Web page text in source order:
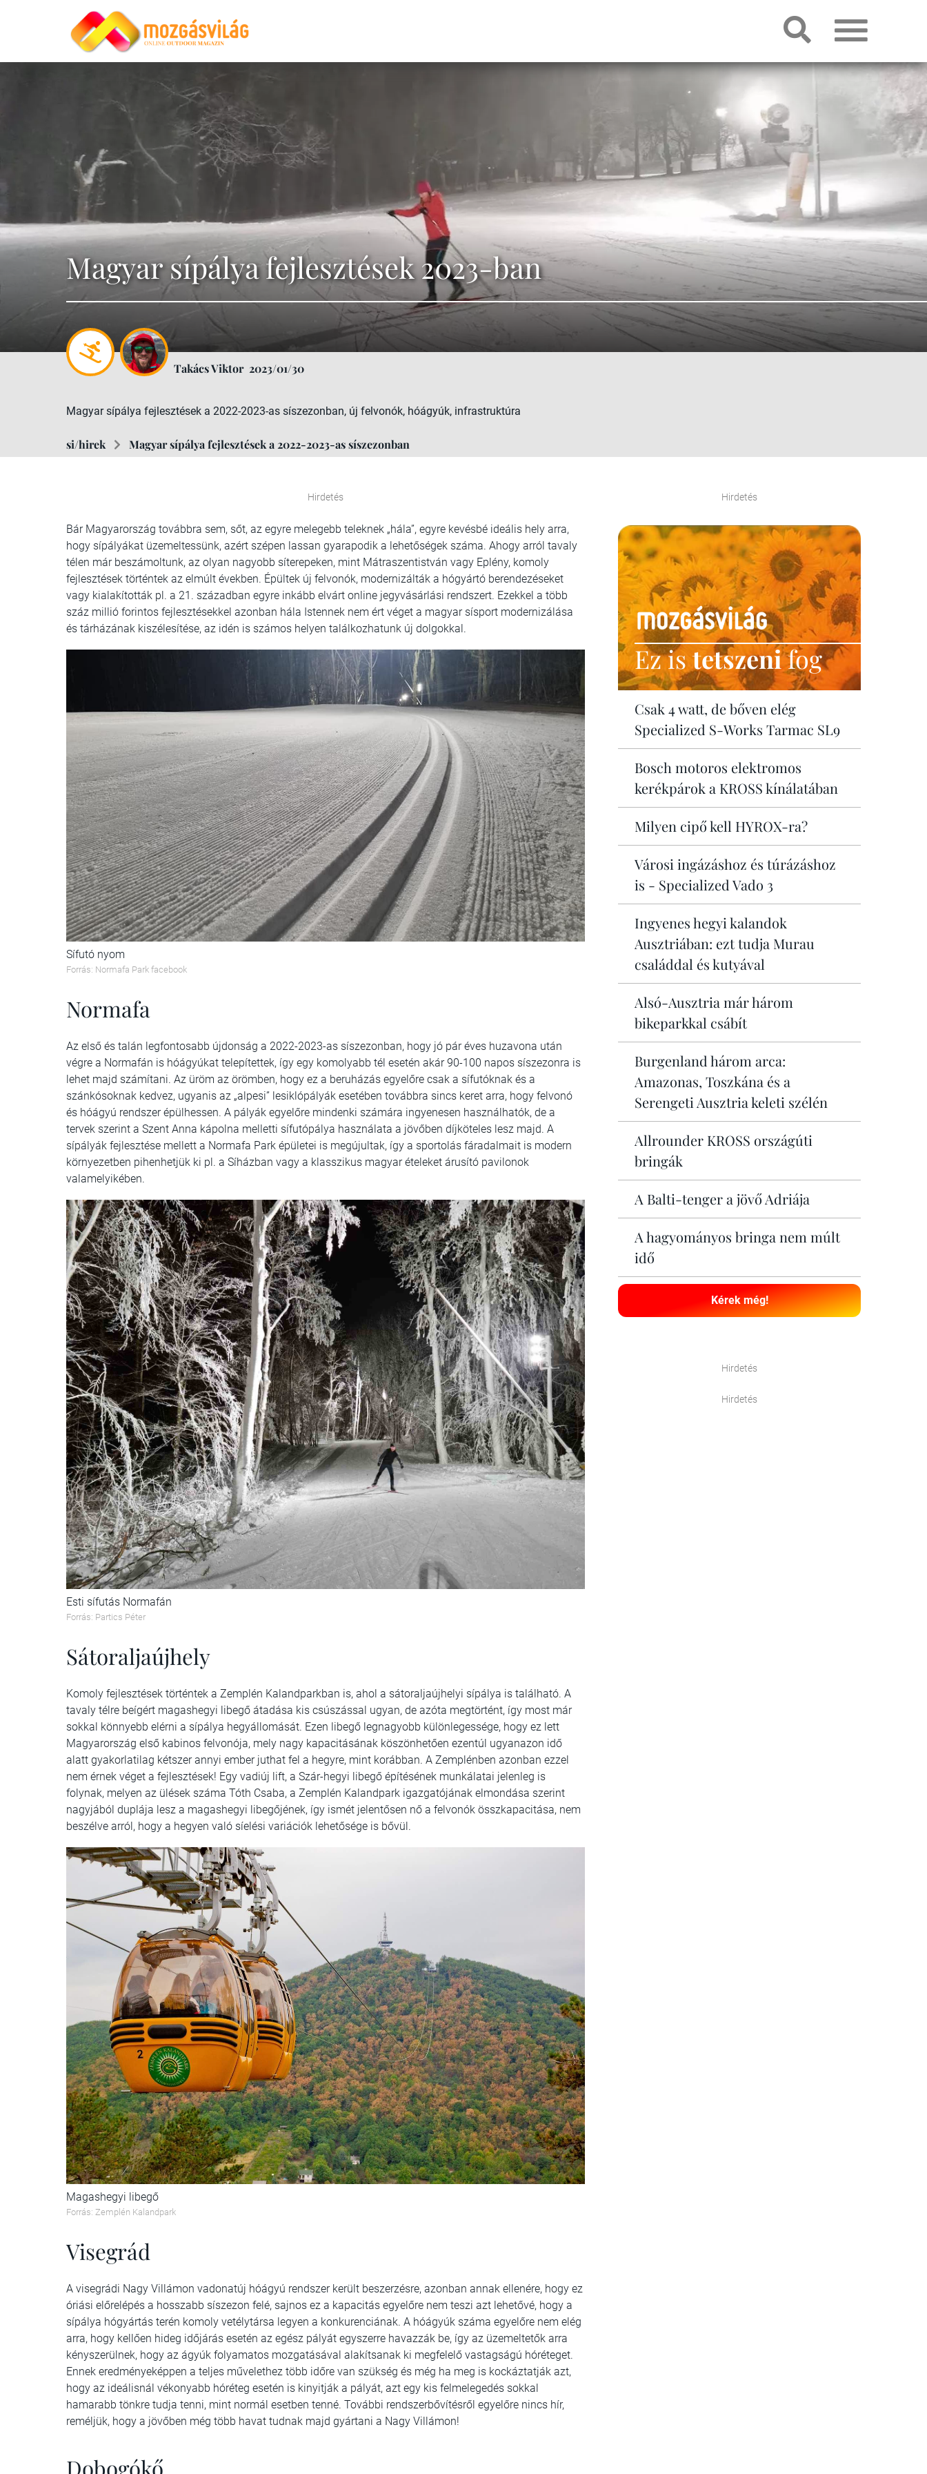
Magyar sípálya fejlesztések 2023-ban
Takács Viktor 2023/01/30
Magyar sípálya fejlesztések a 2022-2023-as síszezonban, új felvonók, hóágyúk, infrastruktúra
si/hirek Magyar sípálya fejlesztések a 2022-2023-as síszezonban
Hirdetés
Bár Magyarország továbbra sem, sőt, az egyre melegebb teleknek „hála”, egyre kevésbé ideális hely arra,
hogy sípályákat üzemeltessünk, azért szépen lassan gyarapodik a lehetőségek száma. Ahogy arról tavaly
télen már beszámoltunk, az olyan nagyobb síterepeken, mint Mátraszentistván vagy Eplény, komoly
fejlesztések történtek az elmúlt években. Épültek új felvonók, modernizálták a hógyártó berendezéseket
vagy kialakították pl. a 21. században egyre inkább elvárt online jegyvásárlási rendszert. Ezekkel a több
száz millió forintos fejlesztésekkel azonban hála Istennek nem ért véget a magyar sísport modernizálása
és tárházának kiszélesítése, az idén is számos helyen találkozhatunk új dolgokkal.
Sífutó nyom
Forrás: Normafa Park facebook
Normafa
Az első és talán legfontosabb újdonság a 2022-2023-as síszezonban, hogy jó pár éves huzavona után
végre a Normafán is hóágyúkat telepítettek, így egy komolyabb tél esetén akár 90-100 napos síszezonra is
lehet majd számítani. Az üröm az örömben, hogy ez a beruházás egyelőre csak a sífutóknak és a
szánkósoknak kedvez, ugyanis az „alpesi” lesiklópályák esetében továbbra sincs keret arra, hogy felvonó
és hóágyú rendszer épülhessen. A pályák egyelőre mindenki számára ingyenesen használhatók, de a
tervek szerint a Szent Anna kápolna melletti sífutópálya használata a jövőben díjköteles lesz majd. A
sípályák fejlesztése mellett a Normafa Park épületei is megújultak, így a sportolás fáradalmait is modern
környezetben pihenhetjük ki pl. a Síházban vagy a klasszikus magyar ételeket árusító pavilonok
valamelyikében.
Esti sífutás Normafán
Forrás: Partics Péter
Sátoraljaújhely
Komoly fejlesztések történtek a Zemplén Kalandparkban is, ahol a sátoraljaújhelyi sípálya is található. A
tavaly télre beígért magashegyi libegő átadása kis csúszással ugyan, de azóta megtörtént, így most már
sokkal könnyebb elérni a sípálya hegyállomását. Ezen libegő legnagyobb különlegessége, hogy ez lett
Magyarország első kabinos felvonója, mely nagy kapacitásának köszönhetően ezentúl ugyanazon idő
alatt gyakorlatilag kétszer annyi ember juthat fel a hegyre, mint korábban. A Zemplénben azonban ezzel
nem érnek véget a fejlesztések! Egy vadiúj lift, a Szár-hegyi libegő építésének munkálatai jelenleg is
folynak, melyen az ülések száma Tóth Csaba, a Zemplén Kalandpark igazgatójának elmondása szerint
nagyjából duplája lesz a magashegyi libegőjének, így ismét jelentősen nő a felvonók összkapacitása, nem
beszélve arról, hogy a hegyen való síelési variációk lehetősége is bővül.
Magashegyi libegő
Forrás: Zemplén Kalandpark
Visegrád
A visegrádi Nagy Villámon vadonatúj hóágyú rendszer került beszerzésre, azonban annak ellenére, hogy ez
óriási előrelépés a hosszabb síszezon felé, sajnos ez a kapacitás egyelőre nem teszi azt lehetővé, hogy a
sípálya hógyártás terén komoly vetélytársa legyen a konkurenciának. A hóágyúk száma egyelőre nem elég
arra, hogy kellően hideg időjárás esetén az egész pályát egyszerre havazzák be, így az üzemeltetők arra
kényszerülnek, hogy az ágyúk folyamatos mozgatásával alakítsanak ki megfelelő vastagságú hóréteget.
Ennek eredményeképpen a teljes művelethez több időre van szükség és még ha meg is kockáztatják azt,
hogy az ideálisnál vékonyabb hóréteg esetén is kinyitják a pályát, azt egy kis felmelegedés sokkal
hamarabb tönkre tudja tenni, mint normál esetben tenné. További rendszerbővítésről egyelőre nincs hír,
reméljük, hogy a jövőben még több havat tudnak majd gyártani a Nagy Villámon!
Dobogókő
Hirdetés
Ez istetszenifog
Csak 4 watt, de bőven elég
Specialized S-Works Tarmac SL9
Bosch motoros elektromos
kerékpárok a KROSS kínálatában
Milyen cipő kell HYROX-ra?
Városi ingázáshoz és túrázáshoz
is - Specialized Vado 3
Ingyenes hegyi kalandok
Ausztriában: ezt tudja Murau
családdal és kutyával
Alsó-Ausztria már három
bikeparkkal csábít
Burgenland három arca:
Amazonas, Toszkána és a
Serengeti Ausztria keleti szélén
Allrounder KROSS országúti
bringák
A Balti-tenger a jövő Adriája
A hagyományos bringa nem múlt
idő
Kérek még!
Hirdetés
Hirdetés